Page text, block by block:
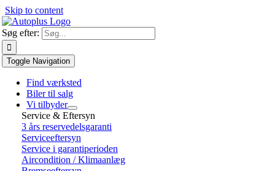
Skip to content
Søg efter:
Toggle Navigation
Find værksted
Biler til salg
Vi tilbyder
Service & Eftersyn
3 års reservedelsgaranti
Serviceeftersyn
Service i garantiperioden
Aircondition / Klimaanlæg